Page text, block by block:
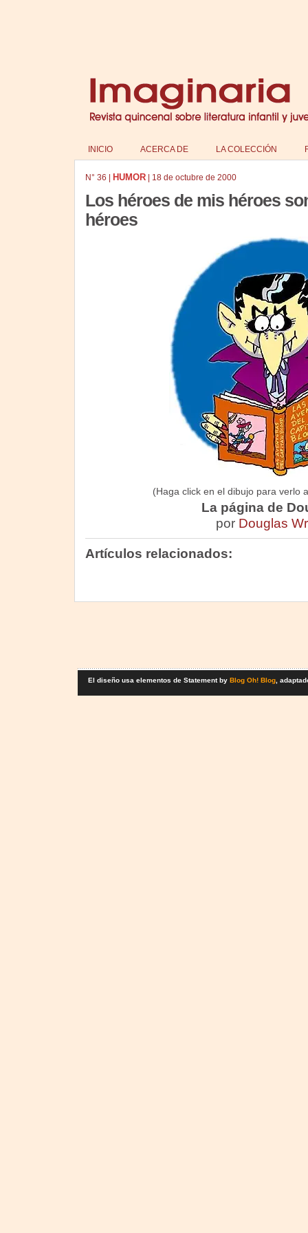
INICIO ACERCA DE LA COLECCIÓN
N° 36 HUMOR| 18 de octubre de 2000
Los héroes de mis héroes
héroes
(Haga click en el dibujo para verlo
La página de
por Douglas
Artículos relacionados:
El diseño usa elementos de Statement by Blog Oh! Blog,